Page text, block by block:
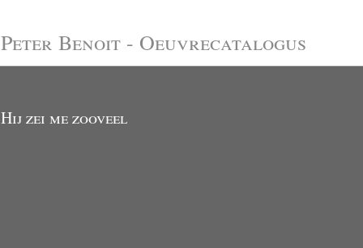
Peter Benoit - Oeuvrecatalogus
Hij zei me zooveel